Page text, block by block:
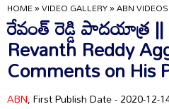
HOME»VIDEO GALLERY»ABN VIDEOS
రేవంత్ రెడ్డి పాదయాత్ర ||
Revanth Reddy
Comments on His
ABN, First Publish Date - 2020-12-